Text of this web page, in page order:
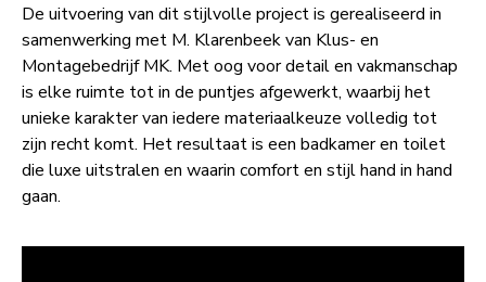
De uitvoering van dit stijlvolle project is gerealiseerd in
samenwerking met M. Klarenbeek van Klus- en
Montagebedrijf MK. Met oog voor detail en vakmanschap
is elke ruimte tot in de puntjes afgewerkt, waarbij het
unieke karakter van iedere materiaalkeuze volledig tot
zijn recht komt. Het resultaat is een badkamer en toilet
die luxe uitstralen en waarin comfort en stijl hand in hand
gaan.